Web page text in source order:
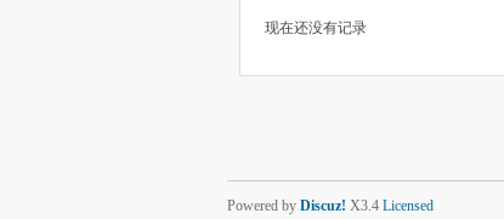
现在还没有记录
Powered by Discuz! X3.4 Licensed